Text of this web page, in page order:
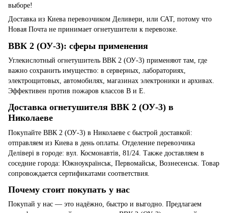
выборе!
Доставка из Киева перевозчиком Деливери, или САТ, потому что
Новая Почта не принимает огнетушители к перевозке.
ВВК 2 (ОУ-3): сферы применения
Углекислотный огнетушитель ВВК 2 (ОУ-3) применяют там, где
важно сохранить имущество: в серверных, лабораториях,
электрощитовых, автомобилях, магазинах электроники и архивах.
Эффективен против пожаров классов B и E.
Доставка огнетушителя ВВК 2 (ОУ-3) в
Николаеве
Покупайте ВВК 2 (ОУ-3) в Николаеве с быстрой доставкой:
отправляем из Киева в день оплаты. Отделение перевозчика
Делівері в городе: вул. Космонавтів, 81/24. Также доставляем в
соседние города: Южноукраїнськ, Первомайськ, Вознесенськ. Товар
сопровождается сертификатами соответствия.
Почему стоит покупать у нас
Покупай у нас — это надёжно, быстро и выгодно. Предлагаем